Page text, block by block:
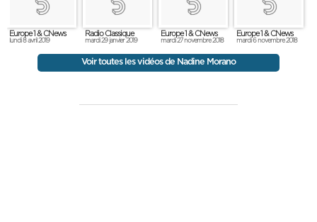
Europe 1 & CNews
lundi 8 avril 2019
Radio Classique
mardi 29 janvier 2019
Europe 1 & CNews
mardi 27 novembre 2018
Europe 1 & CNews
mardi 6 novembre 2018
Voir toutes les vidéos de Nadine Morano